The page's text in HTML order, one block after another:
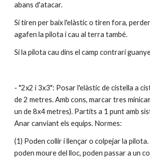
abans d'atacar.
Si tiren per baix l'elàstic o tiren fora,
agafen la pilota i cau al terra també.
Si la pilota cau dins el camp contrari
- "2x2 i 3x3": Posar l'elàstic de cistella a
de 2 metres. Amb cons, marcar tres
un de 8x4 metres). Partits a 1 punt amb
Anar canviant els equips. Normes:
(1) Poden collir i llençar o colpejar la
poden moure del lloc, poden passar a un